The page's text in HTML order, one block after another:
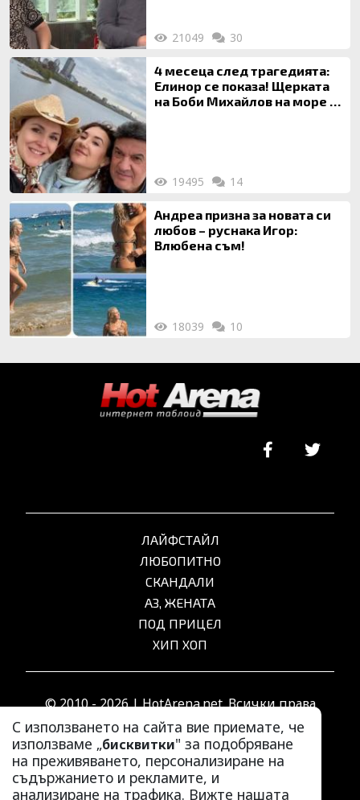
21049 30
4 месеца след трагедията:
Елинор се показа! Щерката
на Боби Михайлов на море с
19495 14
Андреа призна за новата си
любов – руснака Игор:
Влюбена съм!
18039 10
С използването на сайта вие приемате, че
използваме „бисквитки" за подобряване
на преживяването, персонализиране на
съдържанието и рекламите, и
анализиране на трафика. Вижте нашата
ЛАЙФСТАЙЛ
ЛЮБОПИТНО
СКАНДАЛИ
АЗ, ЖЕНАТА
ПОД ПРИЦЕЛ
ХИП ХОП
© 2010 - 2026 | HotArena.net. Всички права
запазени.
РЕКЛАМА
КОНТАКТИ